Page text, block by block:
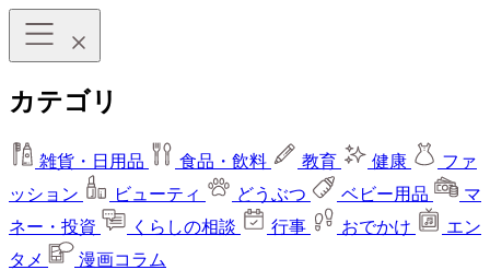
カテゴリ
雑貨・日用品 食品・飲料 教育 健康
ファ
ッション
ビューティ どうぶつ ベビー用品
マ
ネー・投資
くらしの相談 行事 おでかけ
エン
タメ
漫画コラム